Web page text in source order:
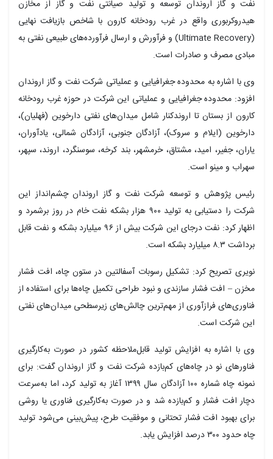
نفت و گاز اروندان توسعه و تولید صیانتی نفت و گاز از مخازن
هیدروکربوری واقع در غرب رودخانه کارون با شاخص بازیافت نهایی
(Ultimate Recovery) و فرآورش و ارسال فرآورده‌های طبیعی نفتی به
مبادی مصرف و صادرات است.
وی با اشاره به محدوده جغرافیایی و عملیاتی شرکت نفت و گاز اروندان
افزود: محدوده جغرافیایی و عملیاتی این شرکت در حوزه غرب رودخانه
کارون از بستان تا اروندکنار شامل میدان‌های نفتی دارخوین (فهلیان)،
دارخوین (ایلام و سروک)، آزادگان جنوبی، آزادگان شمالی، یادآوران،
یاران، جفیر، امید، مشتاق، خرمشهر، بند کرخه، سوسنگرد، اروند، سپهر،
سهراب و مینو است.
رئیس پژوهش و توسعه شرکت نفت و گاز اروندان چشم‌انداز این
شرکت را دستیابی به تولید ۹۰۰ هزار بشکه نفت خام در روز برشمرد و
اظهار کرد: نفت درجای این شرکت بیش از ۹۶ میلیارد بشکه و نفت قابل
برداشت ۸.۳ میلیارد بشکه است.
نویری تصریح کرد: تشکیل رسوبات آسفالتین در ستون چاه، افت فشار
مخزن – افت فشار سازندی و نبود طراحی تکمیل چاه‌ها برای استفاده از
فناوری‌های فرازآوری از مهم‌ترین چالش‌های زیرسطحی میدان‌های نفتی
این شرکت است.
وی با اشاره به افزایش تولید قابل‌ملاحظه کشور در صورت به‌کارگیری
فناورهای نو در چاه‌های کم‌بازده شرکت نفت و گاز اروندان گفت: برای
نمونه چاه شماره ۱۰۰ آزادگان سال ۱۳۹۹ آغاز به تولید کرد، اما به‌سرعت
دچار افت فشار و کم‌بازده شد و در صورت به‌کارگیری فناوری یا روشی
برای بهبود افت فشار تحتانی و موفقیت طرح، پیش‌بینی می‌شود تولید
چاه حدود ۳۰۰ درصد افزایش یابد.